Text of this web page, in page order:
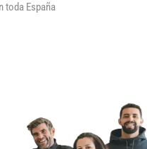
toda España